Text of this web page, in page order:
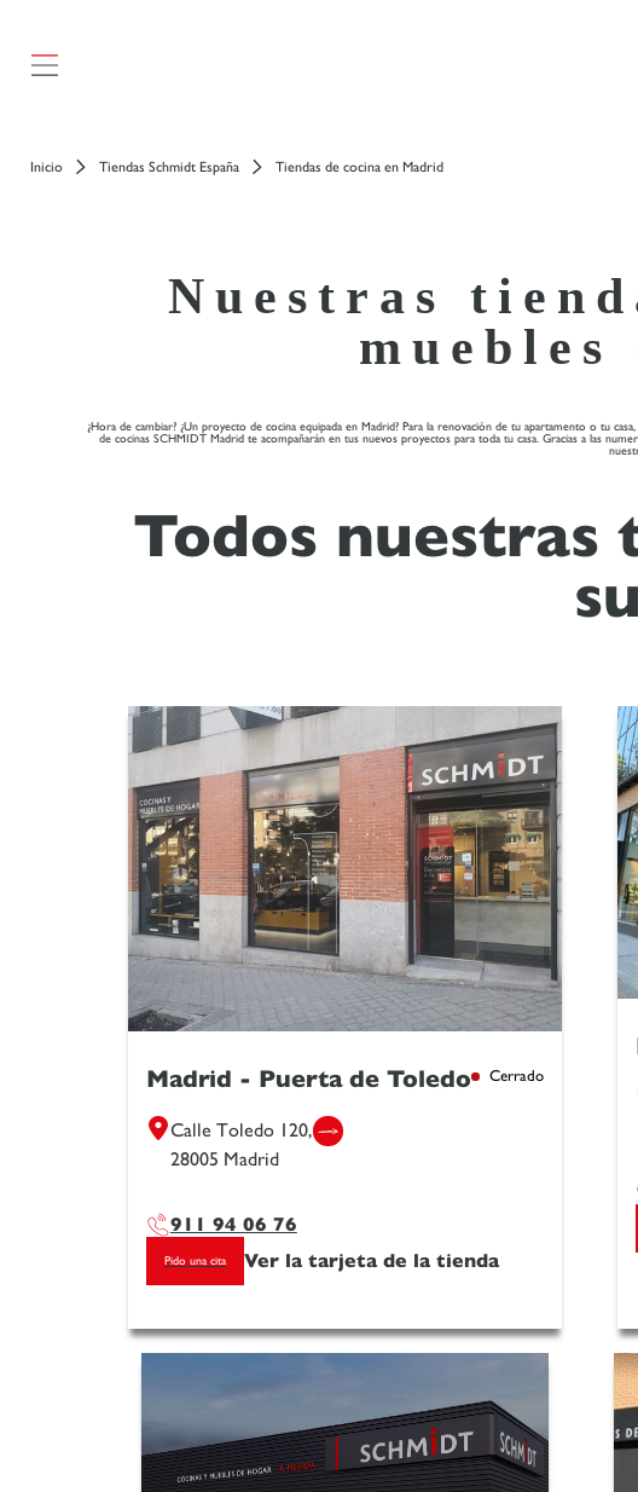
Inicio Tiendas Schmidt España Tiendas de cocina en Madrid
Nuestras
¿Hora de cambiar? ¿Un proyecto de cocina equipada en Madrid? Para la renovación de tu apartamento o tu
de cocinas SCHMIDT Madrid te acompañarán en tus nuevos proyectos para toda tu casa. Gracias a las
Todos nuestras
Madrid - Puerta de Toledo Cerrado
Calle Toledo 120,
28005 Madrid
911 94 06 76
Pido una cita Ver la tarjeta de la tienda